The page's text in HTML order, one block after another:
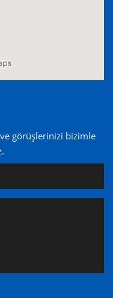
görüşlerinizi bizimle